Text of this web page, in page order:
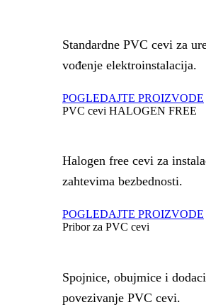
Standardne PVC cevi za
vođenje elektroinstalacija.
POGLEDAJTE PROIZVODE
PVC cevi HALOGEN FREE
Halogen free cevi za
zahtevima bezbednosti.
POGLEDAJTE PROIZVODE
Pribor za PVC cevi
Spojnice, obujmice i
povezivanje PVC cevi.